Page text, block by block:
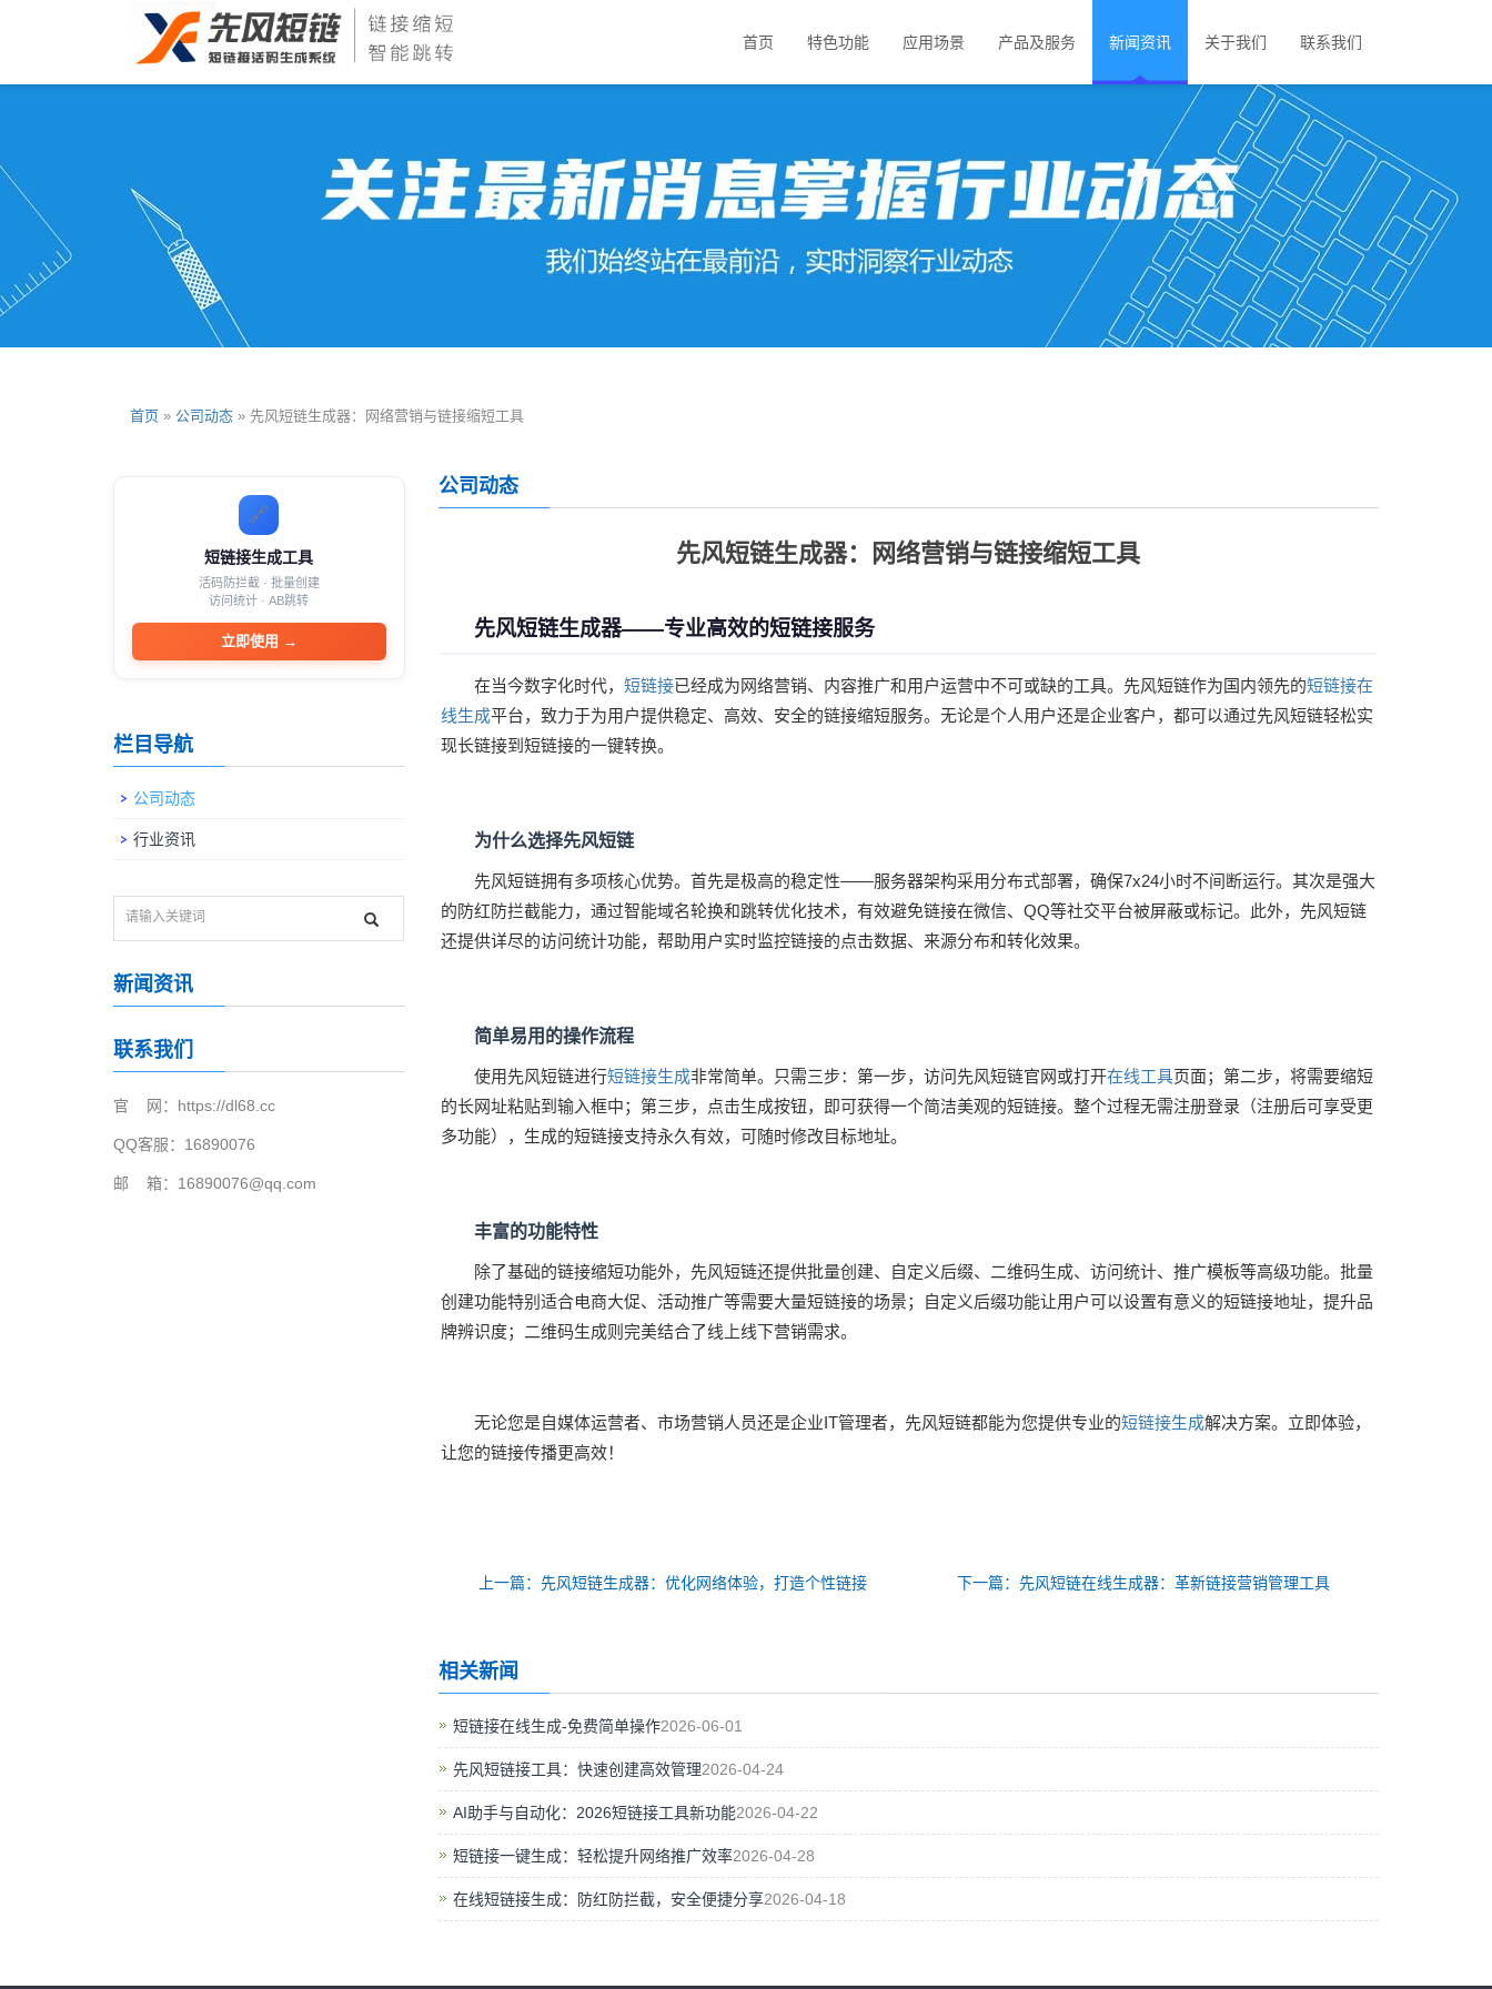
首页 特色功能 应用场景 产品及服务 新闻资讯 关于我们 联系我们
首页 » 公司动态 » 先风短链生成器：网络营销与链接缩短工具
公司动态
先风短链生成器：网络营销与链接缩短工具
先风短链生成器——专业高效的短链接服务
在当今数字化时代， 短链接已经成为网络营销、内容推广和用户运营中不可或缺的工具。先风短链作为国内领先的短链接在
线生成平台，致力于为用户提供稳定、高效、安全的链接缩短服务。无论是个人用户还是企业客户，都可以通过先风短链轻松实
现长链接到短链接的一键转换。
为什么选择先风短链
先风短链拥有多项核心优势。首先是极高的稳定性——服务器架构采用分布式部署，确保7x24小时不间断运行。其次是强大
的防红防拦截能力，通过智能域名轮换和跳转优化技术，有效避免链接在微信、QQ等社交平台被屏蔽或标记。此外，先风短链
还提供详尽的访问统计功能，帮助用户实时监控链接的点击数据、来源分布和转化效果。
简单易用的操作流程
使用先风短链进行短链接生成非常简单。只需三步：第一步，访问先风短链官网或打开在线工具页面；第二步，将需要缩短
的长网址粘贴到输入框中；第三步，点击生成按钮，即可获得一个简洁美观的短链接。整个过程无需注册登录（注册后可享受更
多功能），生成的短链接支持永久有效，可随时修改目标地址。
丰富的功能特性
除了基础的链接缩短功能外，先风短链还提供批量创建、自定义后缀、二维码生成、访问统计、推广模板等高级功能。批量
创建功能特别适合电商大促、活动推广等需要大量短链接的场景；自定义后缀功能让用户可以设置有意义的短链接地址，提升品
牌辨识度；二维码生成则完美结合了线上线下营销需求。
无论您是自媒体运营者、市场营销人员还是企业IT管理者，先风短链都能为您提供专业的短链接生成解决方案。立即体验，
让您的链接传播更高效！
上一篇：先风短链生成器：优化网络体验，打造个性链接 下一篇：先风短链在线生成器：革新链接营销管理工具
相关新闻
短链接在线生成-免费简单操作2026-06-01
先风短链接工具：快速创建高效管理2026-04-24
AI助手与自动化：2026短链接工具新功能2026-04-22
短链接一键生成：轻松提升网络推广效率2026-04-28
在线短链接生成：防红防拦截，安全便捷分享2026-04-18
🔗
短链接生成工具
活码防拦截 · 批量创建
访问统计 · AB跳转
立即使用 →
栏目导航
公司动态
行业资讯
新闻资讯
联系我们
官 网：https://dl68.cc
QQ客服：16890076
邮 箱：16890076@qq.com